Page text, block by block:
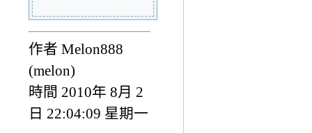
作者 Melon888
(melon)
時間 2010年 8月 2
日 22:04:09 星期一